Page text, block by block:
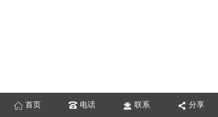
首页 电话 联系 分享